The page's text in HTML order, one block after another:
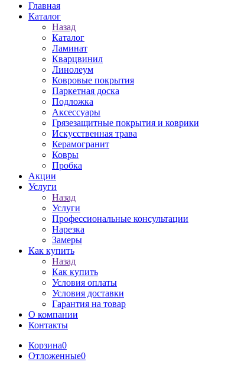
Главная
Каталог
Назад
Каталог
Ламинат
Кварцвинил
Линолеум
Ковровые покрытия
Паркетная доска
Подложка
Аксессуары
Грязезащитные покрытия и коврики
Искусственная трава
Керамогранит
Ковры
Пробка
Акции
Услуги
Назад
Услуги
Профессиональные консультации
Нарезка
Замеры
Как купить
Назад
Как купить
Условия оплаты
Условия доставки
Гарантия на товар
О компании
Контакты
Корзина0
Отложенные0